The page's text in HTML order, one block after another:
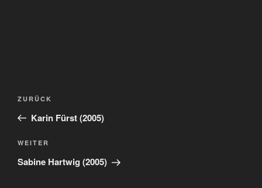
Beitragsnavigation
Vorheriger
Beitrag
ZURÜCK
Karin Fürst (2005)
Nächster
Beitrag
WEITER
Sabine Hartwig (2005)